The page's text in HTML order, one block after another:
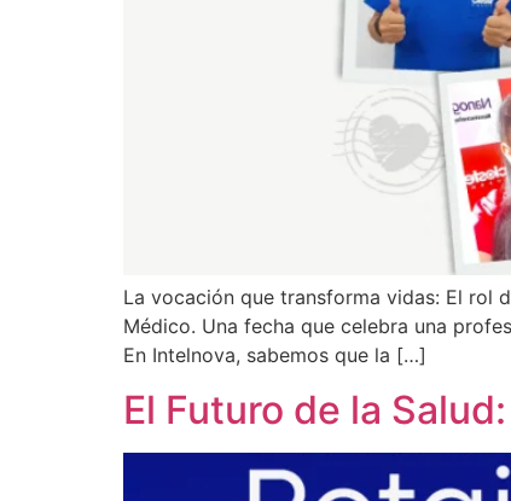
La vocación que transforma vidas: El rol
Médico. Una fecha que celebra una
En Intelnova, sabemos que la […]
El Futuro de la